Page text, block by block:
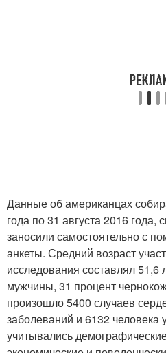
Данные об американцах
года по 31 августа 2016 года,
заносили самостоятельно с
анкеты. Средний возраст
исследования составлял 51,6
мужчины, 31 процент
произошло 5400 случаев
заболеваний и 6132 человека
учитывались